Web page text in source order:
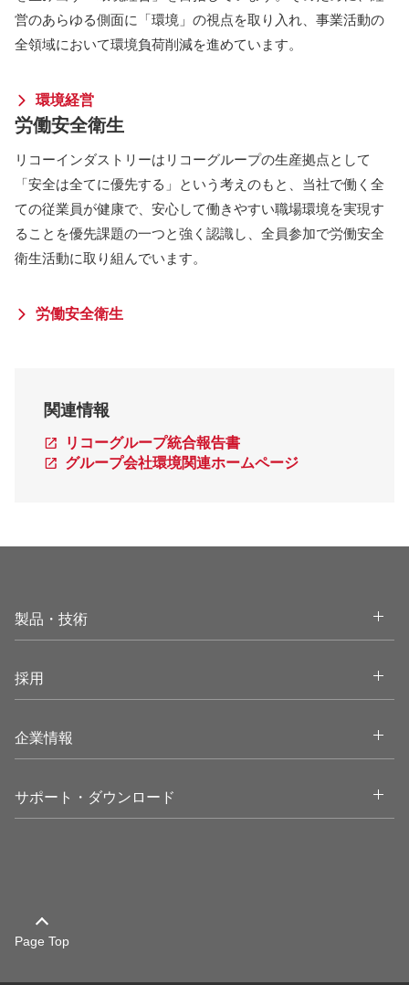
営のあらゆる側面に「環境」の視点を取り入れ、事業活動の
全領域において環境負荷削減を進めています。
環境経営
労働安全衛生
リコーインダストリーはリコーグループの生産拠点として
「安全は全てに優先する」という考えのもと、当社で働く全
ての従業員が健康で、安心して働きやすい職場環境を実現す
ることを優先課題の一つと強く認識し、全員参加で労働安全
衛生活動に取り組んでいます。
労働安全衛生
関連情報
リコーグループ統合報告書
グループ会社環境関連ホームページ
製品・技術Open
採用
企業情報
サポート・ダウンロード
Page Top